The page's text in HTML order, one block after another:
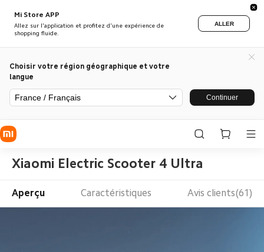
Mi Store APP
Allez sur l'application et profitez d'une expérience de
shopping fluide.
ALLER
Choisir votre région géographique et votre
langue
France / Français Continuer
Xiaomi Electric Scooter 4 Ultra
Aperçu Caractéristiques Avis clients(61)